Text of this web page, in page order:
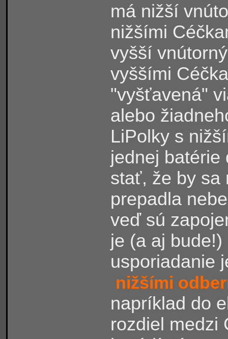
má nižší
nižšími
vyšší
vyššími
"vyšťavená"
alebo
LiPolky s
jednej
stať, že by sa
prepadla
veď sú
je (a aj
usporiadanie
nižšími
napríklad do
rozdiel medzi